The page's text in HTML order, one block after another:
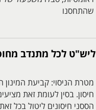
שהתחסנו
מי מתנדב? 5,000 ליש"ט לכל
מטרת הניסוי: קביעת
חיסון. בסין לעומת זאת
הססני חיסונים ליטול בכל